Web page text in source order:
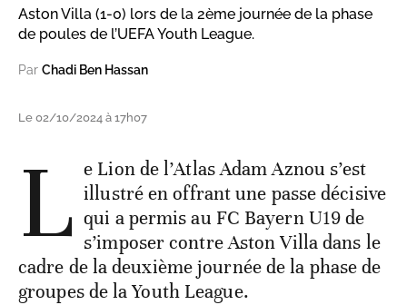
Aston Villa (1-0) lors de la 2ème journée de la phase
de poules de l’UEFA Youth League.
Par Chadi Ben Hassan
Le 02/10/2024 à 17h07
L e Lion de l’Atlas Adam Aznou s’est
illustré en offrant une passe décisive
qui a permis au FC Bayern U19 de
s’imposer contre Aston Villa dans le
cadre de la deuxième journée de la phase de
groupes de la Youth League.